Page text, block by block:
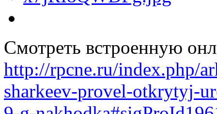
Смотреть встроенную
http://rpcne.ru/index.php/
sharkeev-provel-otkrytyj-